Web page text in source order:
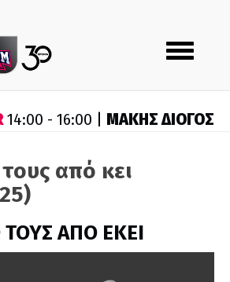
Toggle
navigation
14:00 - 16:00 | ΜΑΚΗΣ ΔΙΟΓΟΣ
από κει
ΑΠΟ ΕΚΕΙ